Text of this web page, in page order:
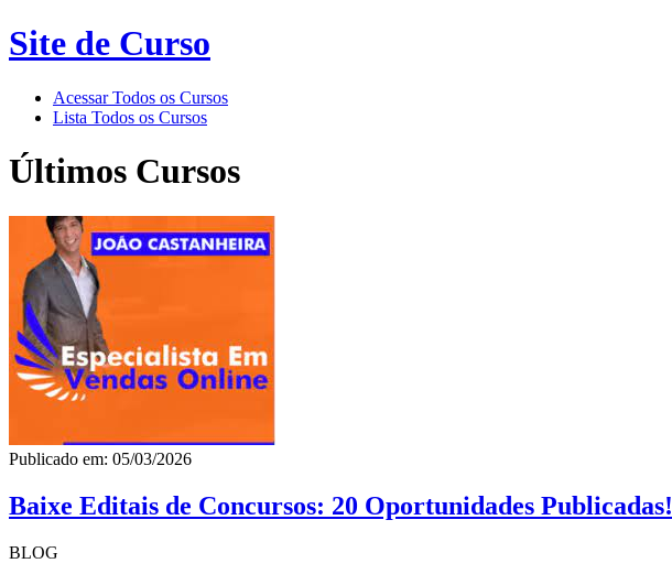
Site de Curso
Acessar Todos os Cursos
Lista Todos os Cursos
Últimos Cursos
Publicado em: 05/03/2026
Baixe Editais de Concursos: 20 Oportunidades Publicadas!
BLOG